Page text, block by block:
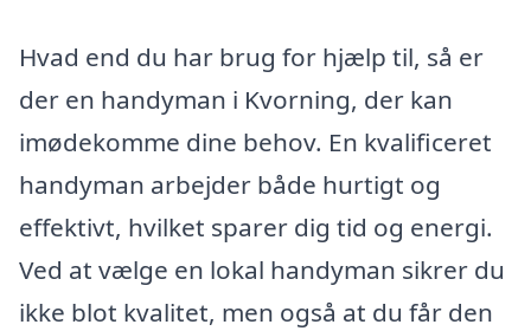
Hvad end du har brug for hjælp til, så er
der en handyman i Kvorning, der kan
imødekomme dine behov. En kvalificeret
handyman arbejder både hurtigt og
effektivt, hvilket sparer dig tid og energi.
Ved at vælge en lokal handyman sikrer du
ikke blot kvalitet, men også at du får den